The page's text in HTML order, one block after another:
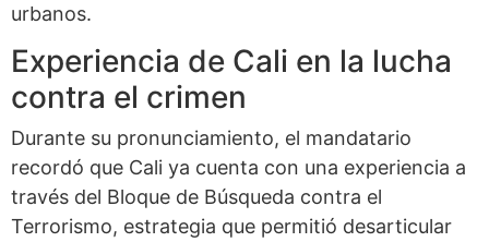
urbanos.
Experiencia de Cali en la lucha
contra el crimen
Durante su pronunciamiento, el mandatario
recordó que Cali ya cuenta con una experiencia a
través del Bloque de Búsqueda contra el
Terrorismo, estrategia que permitió desarticular